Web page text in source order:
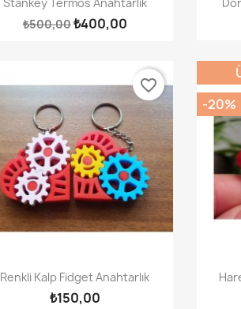
₺500,00₺400,00
Hızlı Görünüm
Renkli Kalp Fidget Anahtarlık
₺150,00
favorite_border
-20%